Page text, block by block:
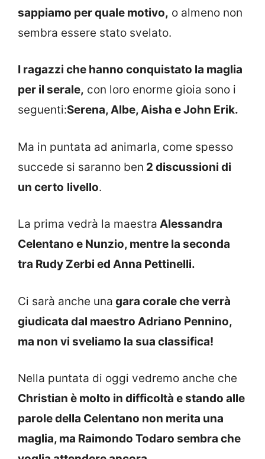
sappiamo per quale motivo, o almeno non
sembra essere stato svelato.
I ragazzi che hanno conquistato la maglia
per il serale, con loro enorme gioia sono i
seguenti:Serena, Albe, Aisha e John Erik.
Ma in puntata ad animarla, come spesso
succede si saranno ben 2 discussioni di
un certo livello.
La prima vedrà la maestra Alessandra
Celentano e Nunzio, mentre la seconda
tra Rudy Zerbi ed Anna Pettinelli.
Ci sarà anche una gara corale che verrà
giudicata dal maestro Adriano Pennino,
ma non vi sveliamo la sua classifica!
Nella puntata di oggi vedremo anche che
Christian è molto in difficoltà e stando alle
parole della Celentano non merita una
maglia, ma Raimondo Todaro sembra che